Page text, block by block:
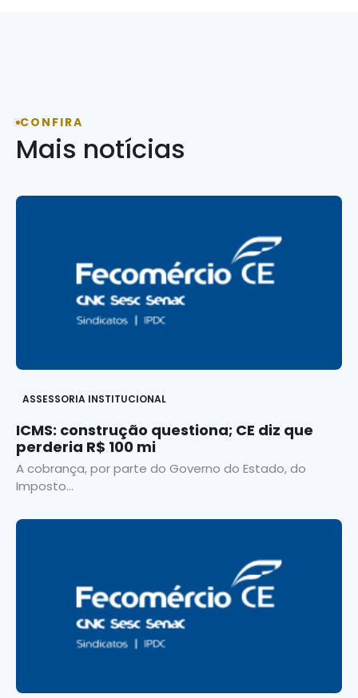
CONFIRA
Mais notícias
ASSESSORIA INSTITUCIONAL
ICMS: construção questiona; CE diz que
perderia R$ 100 mi
A cobrança, por parte do Governo do Estado, do
Imposto...